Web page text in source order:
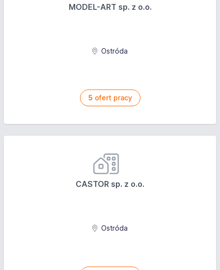
MODEL-ART sp. z o.o.
Ostróda
5 ofert pracy
CASTOR sp. z o.o.
Ostróda